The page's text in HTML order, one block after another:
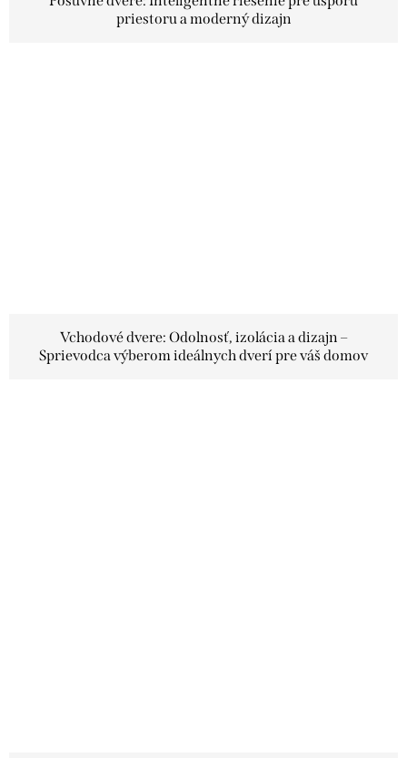
priestoru a moderný dizajn
Vchodové dvere: Odolnosť, izolácia a dizajn –
Sprievodca výberom ideálnych dverí pre váš domov